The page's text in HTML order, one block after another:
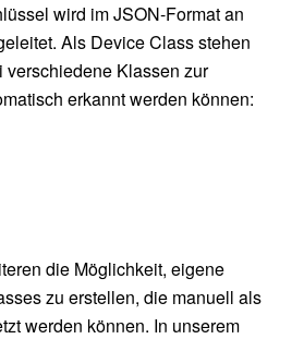
wird im JSON-Format an
Als Device Class stehen
Klassen zur
erkannt werden können:
die Möglichkeit, eigene
zu erstellen, die manuell als
werden können. In unserem